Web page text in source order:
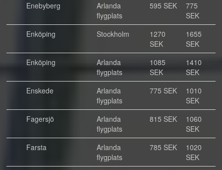
Enebyberg
Arlanda
flygplats
595 SEK
775
SEK
Enköping
Stockholm
1270
SEK
1655
SEK
Enköping
Arlanda
flygplats
1085
SEK
1410
SEK
Enskede
Arlanda
flygplats
775 SEK
1010
SEK
Fagersjö
Arlanda
flygplats
815 SEK
1060
SEK
Farsta
Arlanda
flygplats
785 SEK
1020
SEK